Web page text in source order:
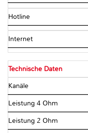
Hotline
Internet
Technische Daten
Kanäle
Leistung 4 Ohm
Leistung 2 Ohm